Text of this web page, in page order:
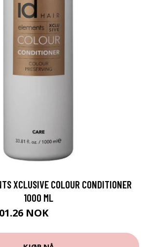
XCLUSIVE COLOUR CONDITIONER
1000 ML
NOK